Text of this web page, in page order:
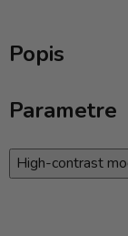
Popis
Parametre
High-contrast